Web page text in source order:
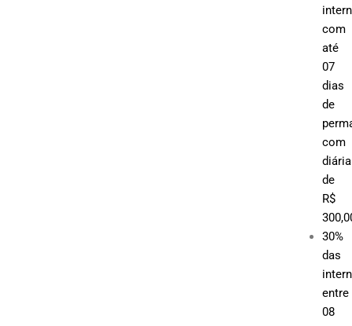
com
até
07
dias
de
com
diária
de
R$
30%
das
entre
08